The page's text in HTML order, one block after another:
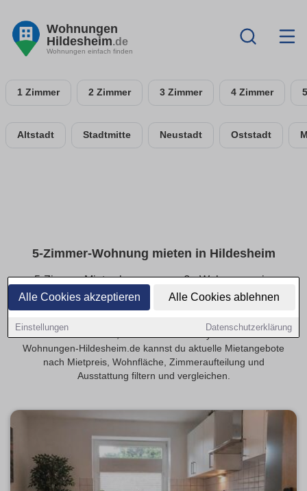
Alle Cookies akzeptieren Alle Cookies ablehnen
Einstellungen Datenschutzerklärung
Wohnungen
Hildesheim.de
Wohnungen einfach finden
1 Zimmer 2 Zimmer 3 Zimmer 4 Zimmer
Altstadt Stadtmitte Neustadt Oststadt
5-Zimmer-Wohnung mieten in Hildesheim
5-Zimmer-Mietwohnungen: große Wohnungen im
Überblick
Platz für Familie, Arbeiten oder Hobby suchst. Auf
Wohnungen-Hildesheim.de kannst du aktuelle Mietangebote
nach Mietpreis, Wohnfläche, Zimmeraufteilung und
Ausstattung filtern und vergleichen.